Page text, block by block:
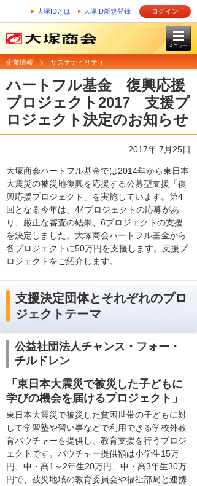
大塚IDとは 大塚ID新規登録 ログイン
メニュー
企業情報 サステナビリティ
ハートフル基金 復興応援
プロジェクト2017 支援プ
ロジェクト決定のお知らせ
2017年 7月25日
大塚商会ハートフル基金では2014年から東日本
大震災の被災地復興を応援する公募型支援「復
興応援プロジェクト」を実施しています。第4
回となる今年は、44プロジェクトの応募があ
り、厳正な審査の結果、6プロジェクトの支援
を決定しました。大塚商会ハートフル基金から
各プロジェクトに50万円を支援します。支援プ
ロジェクトをご紹介します。
支援決定団体とそれぞれのプロ
ジェクトテーマ
公益社団法人チャンス・フォー・
チルドレン
「東日本大震災で被災した子どもに
学びの機会を届けるプロジェクト」
東日本大震災で被災した貧困世帯の子どもに対
して学習塾や習い事などで利用できる学校外教
育バウチャーを提供し、教育支援を行うプロジ
ェクトです。バウチャー提供額は小学生15万
円、中・高1～2年生20万円、中・高3年生30万
円で、被災地域の教育委員会や福祉部局と連携